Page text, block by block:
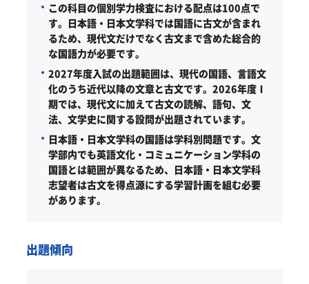
この科目の個別学力検査における配点は100点で
す。日本語・日本文学科では国語に古文が含まれ
るため、現代文だけでなく古文まで含めた総合的
な国語力が必要です。
2027年度入試の出題範囲は、現代の国語、言語文
化のうち近代以降の文章と古文です。2026年度Ⅰ
期では、現代文に加えて古文の読解、語句、文
法、文学史に関する設問が出題されています。
日本語・日本文学科の国語は学科別問題です。文
学部内でも英語文化・コミュニケーション学科の
国語とは範囲が異なるため、日本語・日本文学科
志望者は古文を得点源にする学習計画を組む必要
があります。
出題傾向